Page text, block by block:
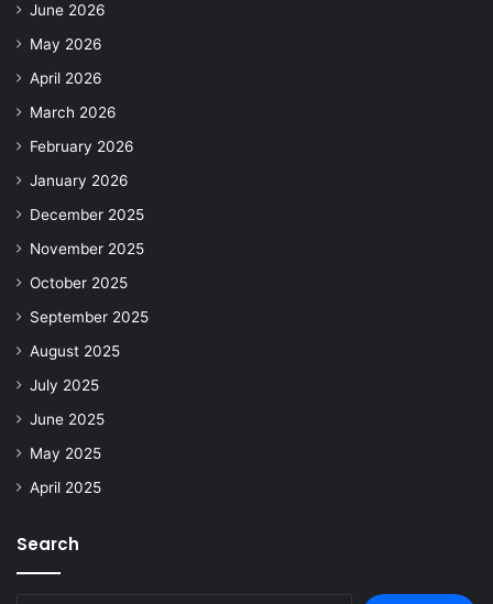
June 2026
May 2026
April 2026
March 2026
February 2026
January 2026
December 2025
November 2025
October 2025
September 2025
August 2025
July 2025
June 2025
May 2025
April 2025
Search